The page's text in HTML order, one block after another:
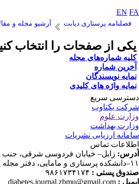
EN
فصلنامه پرستاری دیابت آرشیو مجله و
از صفحات را انتخاب
شماره‌های مجله
شماره
نویسندگان
واژه های کلیدی
سریع
یکتاوب
علوم
بهداشت
ارزیابی نشریات
تماس
زابل– خیابان فردوسی شرقی، جنب
پرستاری دیابت
پستی : ۹۸۶۱۷۳۴۱۷۴
:
diabetes.journal.zbmu@gmail.com